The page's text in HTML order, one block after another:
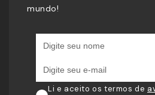
mundo!
Li e aceito os termos de